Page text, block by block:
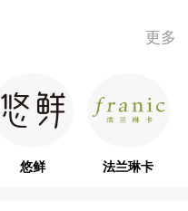
更多
悠鲜 法兰琳卡